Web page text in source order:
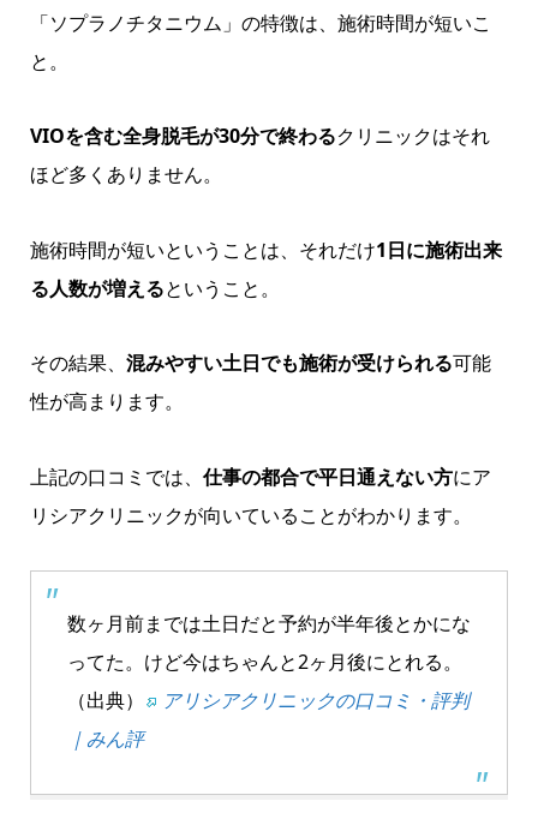
「ソプラノチタニウム」の特徴は、施術時間が短いこ
と。
VIOを含む全身脱毛が30分で終わるクリニックはそれ
ほど多くありません。
施術時間が短いということは、それだけ1日に施術出来
る人数が増えるということ。
その結果、 混みやすい土日でも施術が受けられる可能
性が高まります。
上記の口コミでは、 仕事の都合で平日通えない方にア
リシアクリニックが向いていることがわかります。
数ヶ月前までは土日だと予約が半年後とかにな
ってた。けど今はちゃんと2ヶ月後にとれる。
（出典）
アリシアクリニックの口コミ・評判
｜みん評